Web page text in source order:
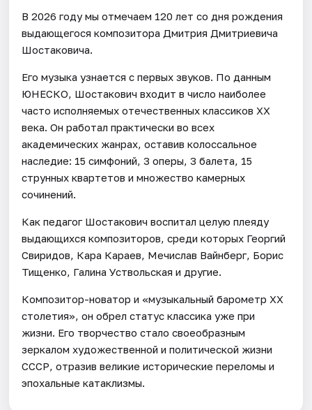
В 2026 году мы отмечаем 120 лет со дня рождения
выдающегося композитора Дмитрия Дмитриевича
Шостаковича.
Его музыка узнается с первых звуков. По данным
ЮНЕСКО, Шостакович входит в число наиболее
часто исполняемых отечественных классиков XX
века. Он работал практически во всех
академических жанрах, оставив колоссальное
наследие: 15 симфоний, 3 оперы, 3 балета, 15
струнных квартетов и множество камерных
сочинений.
Как педагог Шостакович воспитал целую плеяду
выдающихся композиторов, среди которых Георгий
Свиридов, Кара Караев, Мечислав Вайнберг, Борис
Тищенко, Галина Уствольская и другие.
Композитор-новатор и «музыкальный барометр XX
столетия», он обрел статус классика уже при
жизни. Его творчество стало своеобразным
зеркалом художественной и политической жизни
СССР, отразив великие исторические переломы и
эпохальные катаклизмы.